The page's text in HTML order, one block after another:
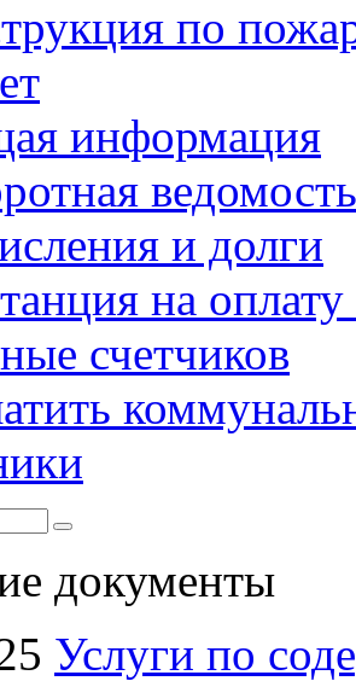
по
информация
ведомость
и долги
на
счетчиков
документы
Услуги по